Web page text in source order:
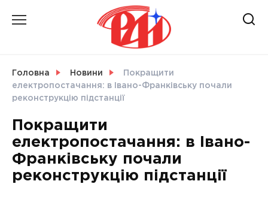
СВІТ
УКРАЇНА
Головна Новини
Покращити
електропостачання: в Івано-Франківську почали
реконструкцію підстанції
Покращити
електропостачання: в Івано-
Франківську почали
реконструкцію підстанції